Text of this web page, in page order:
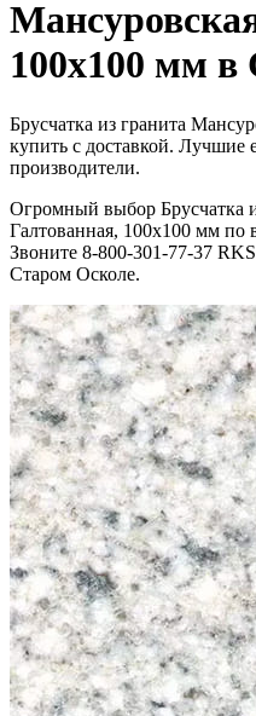
100x100 мм в
Брусчатка из гранита
купить с доставкой. Лучшие
производители.
Огромный выбор Брусчатка
Галтованная, 100x100 мм по
Звоните 8-800-301-77-37
Старом Осколе.